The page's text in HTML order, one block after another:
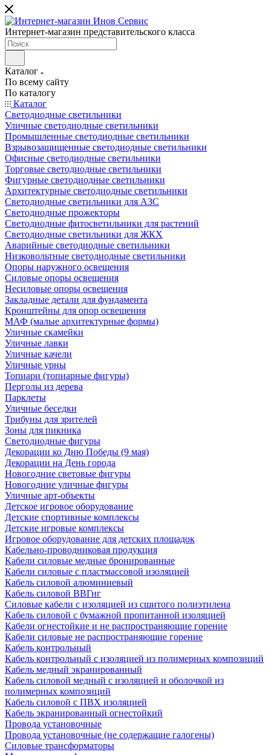
Интернет-магазин представительского класса
Каталог
По всему сайту
По каталогу
Каталог
Светодиодные светильники
Уличные светодиодные светильники
Промышленные светодиодные светильники
Взрывозащищенные светодиодные светильники
Офисные светодиодные светильники
Торговые светодиодные светильники
Фигурные светодиодные светильники
Архитектурные светодиодные светильники
Светодиодные светильники для АЗС
Светодиодные прожекторы
Светодиодные фитосветильники для растений
Светодиодные светильники для ЖКХ
Аварийные светодиодные светильники
Низковольтные светодиодные светильники
Опоры наружного освещения
Силовые опоры освещения
Несиловые опоры освещения
Закладные детали для фундамента
Кронштейны для опор освещения
МАФ (малые архитектурные формы)
Уличные скамейки
Уличные лавки
Уличные качели
Уличные урны
Топиари (топиарные фигуры)
Перголы из дерева
Парклеты
Уличные беседки
Трибуны для зрителей
Зоны для пикника
Светодиодные фигуры
Декорации ко Дню Победы (9 мая)
Декорации на День города
Новогодние световые фигуры
Новогодние уличные фигуры
Уличные арт-объекты
Детское игровое оборудование
Детские спортивные комплексы
Детские игровые комплексы
Игровое оборудование для детских площадок
Кабельно-проводниковая продукция
Кабели силовые медные бронированные
Кабели силовые с пластмассовой изоляцией
Кабель силовой алюминиевый
Кабель силовой ВВГнг
Силовые кабели с изоляцией из сшитого полиэтилена
Кабель силовой с бумажной пропитанной изоляцией
Кабели огнестойкие и не распространяющие горение
Кабели силовые не распространяющие горение
Кабель контрольный
Кабель контрольный с изоляцией из полимерных композиций
Кабель медный экранированный
Кабель силовой медный с изоляцией и оболочкой из
полимерных композиций
Кабель силовой с ПВХ изоляцией
Кабель экранированный огнестойкий
Провода установочные
Провода установочные (не содержащие галогены)
Силовые трансформаторы